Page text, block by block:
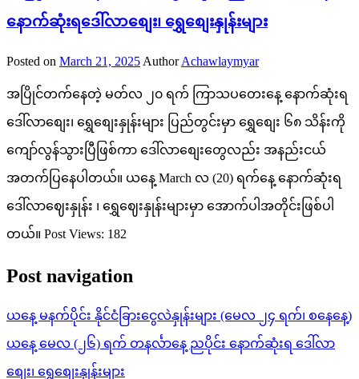
နောက်ဆုံးရဒေါ်လာစျေး၊ ရွှေစျေးနှုန်းများ
Posted on March 21, 2025 Author Achawlaymyar
အပြိုင်တက်နေတဲ့ မတ်လ ၂၀ ရက် ကြာသပတေးနေ့ နောက်ဆုံးရ
ဒေါ်လာစျေး၊ ရွှေစျေးနှုန်းများ ပြည်တွင်းမှာ ရွှေစျေး ၆၈ သိန်းကို
ကျော်လွန်သွားပြီဖြစ်ကာ ဒေါ်လာစျေးတွေလည်း အနည်းငယ်
အတက်ပြနေပါတယ်။ ယနေ့ March လ (20) ရက်နေ့ နောက်ဆုံးရ
ဒေါ်လာဈေးနှုန်း ၊ ရွှေဈေးနှုန်းများမှာ အောက်ပါအတိုင်းဖြစ်ပါ
တယ်။ Post Views: 182
Post navigation
ယနေ့ မနက်ပိုင်း နိုင်ငံခြားငွေလဲနှုန်းများ (မေလ ၂၄ ရက်၊ စနေနေ့)
ယနေ့ မေလ (၂၆) ရက် တနင်္လာနေ့ ညပိုင်း နောက်ဆုံးရ ဒေါ်လာ
စျေး၊ ရွှေစျေးနှုန်းများ